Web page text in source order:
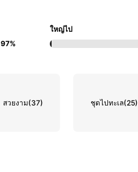
97%
ใหญ่ไป
สวยงาม(37) ชุดไปทะเล(25)